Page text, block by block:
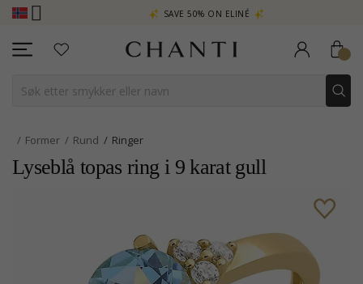
SAVE 50% ON ELINÉ
Former Rund Ringer
Lyseblå topas ring i 9 karat gull